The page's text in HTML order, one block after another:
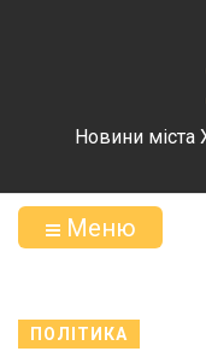
Новини міста
Меню
ПОЛІТИКА